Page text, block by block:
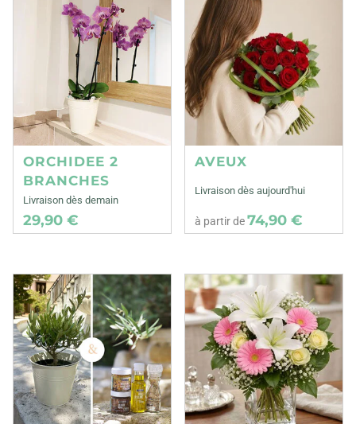
ORCHIDEE 2
BRANCHES
Livraison dès demain
29,90 €
AVEUX
Livraison dès aujourd'hui
à partir de74,90 €